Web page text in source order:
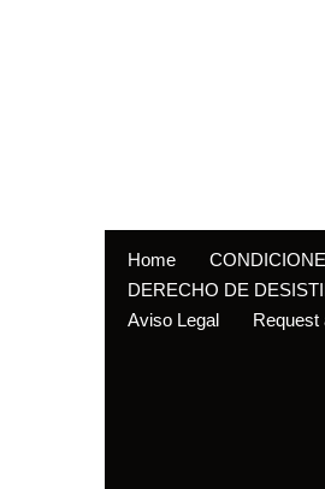
Home
DERECHO DE
Aviso Legal
Request